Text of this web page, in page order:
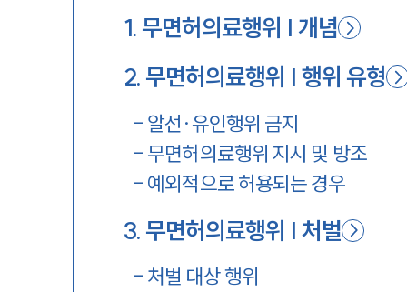
1. 무면허의료행위 | 개념
2. 무면허의료행위 | 행위 유형
- 알선·유인행위 금지
- 무면허의료행위 지시 및 방조
- 예외적으로 허용되는 경우
3. 무면허의료행위 | 처벌
- 처벌 대상 행위